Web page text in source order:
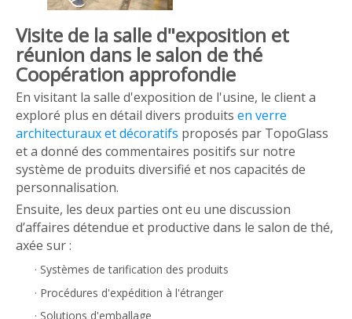
Visite de la salle d"exposition et
réunion dans le salon de thé
Coopération approfondie
En visitant la salle d'exposition de l'usine, le client a
exploré plus en détail divers produits en verre
architecturaux et décoratifs proposés par TopoGlass
et a donné des commentaires positifs sur notre
système de produits diversifié et nos capacités de
personnalisation.
Ensuite, les deux parties ont eu une discussion
d’affaires détendue et productive dans le salon de thé,
axée sur :
· Systèmes de tarification des produits
· Procédures d'expédition à l'étranger
· Solutions d'emballage